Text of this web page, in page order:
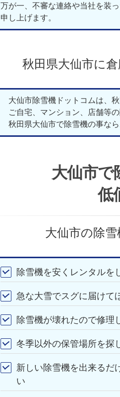
万が一、不審な連絡や当社を装
申し上げます。
秋田県大仙市に
大仙市除雪機ドットコムは、
ご自宅、マンション、店舗等
秋田県大仙市で除雪機の事な
大仙市で
低
大仙市の除
除雪機を安くレンタルを
急な大雪でスグに届けて
除雪機が壊れたので修理
冬季以外の保管場所を探
新しい除雪機を出来るだ
い